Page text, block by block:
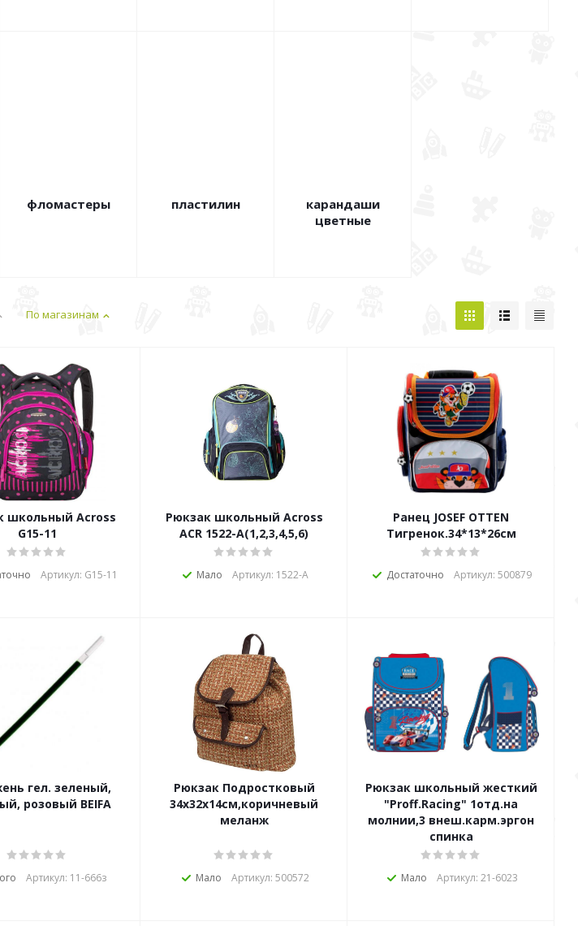
фломастеры пластилин
карандаши
цветные
По магазинам
школьный Across
G15-11
Артикул: G15-11
Рюкзак школьный Across
ACR 1522-А(1,2,3,4,5,6)
Мало Артикул: 1522-А
Ранец JOSEF OTTEN
Тигренок.34*13*26см
Достаточно Артикул: 500879
зеленый,
розовый BEIFA
Артикул: 11-666з
Рюкзак Подростковый
34х32х14см,коричневый
меланж
Мало Артикул: 500572
Рюкзак школьный жесткий
"Proff.Racing" 1отд.на
молнии,3 внеш.карм.эргон
спинка
Мало Артикул: 21-6023